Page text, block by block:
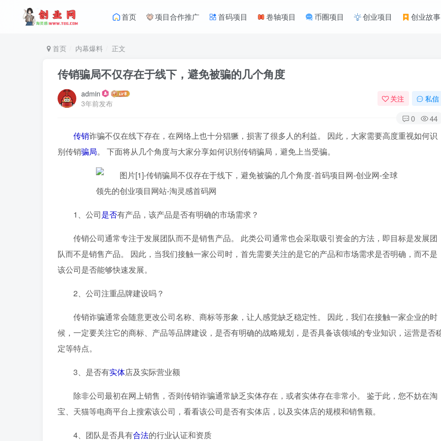
首页 项目合作推广 首码项目 卷轴项目 币圈项目 创业项目 创业故事
首页 内幕爆料 正文
传销骗局不仅存在于线下，避免被骗的几个角度
admin
3年前发布
关注 私信
0 44
传销诈骗不仅在线下存在，在网络上也十分猖獗，损害了很多人的利益。 因此，大家需要高度重视如何识
别传销骗局。 下面将从几个角度与大家分享如何识别传销骗局，避免上当受骗。
1、公司是否有产品，该产品是否有明确的市场需求？
传销公司通常专注于发展团队而不是销售产品。 此类公司通常也会采取吸引资金的方法，即目标是发展团
队而不是销售产品。 因此，当我们接触一家公司时，首先需要关注的是它的产品和市场需求是否明确，而不是
该公司是否能够快速发展。
2、公司注重品牌建设吗？
传销诈骗通常会随意更改公司名称、商标等形象，让人感觉缺乏稳定性。 因此，我们在接触一家企业的时
候，一定要关注它的商标、产品等品牌建设，是否有明确的战略规划，是否具备该领域的专业知识，运营是否
定等特点。
3、是否有实体店及实际营业额
除非公司最初在网上销售，否则传销诈骗通常缺乏实体存在，或者实体存在非常小。 鉴于此，您不妨在淘
宝、天猫等电商平台上搜索该公司，看看该公司是否有实体店，以及实体店的规模和销售额。
4、团队是否具有合法的行业认证和资质